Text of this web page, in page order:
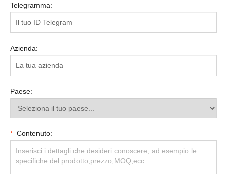
Telegramma:
Azienda:
Paese:
* Contenuto: